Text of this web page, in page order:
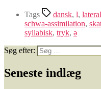
Tags dansk, l,
schwa-assimilation,
syllabisk, tryk, ə
Søg efter:
Seneste indlæg